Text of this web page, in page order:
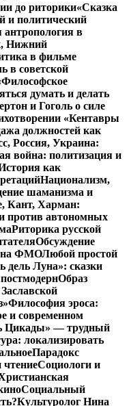
до риторики«Сказка
и политический
антропология в
Нижний
в фильме
в советской
думать и делать
и Гоголь о силе
«Кентавры
должностей как
Россия, Украина:
война: политизация и
как
Национализм,
шаманизма и
Кант, Харман:
против автономных
Риторика русской
Обсуждение
на ФМОЛюбой простой
дель Луна»: сказки
Образ
Философия эроса:
и современном
Цикады» — трудный
локализировать
Парадокс
чтениеСоциологи и
Социальный
Культуролог Нина